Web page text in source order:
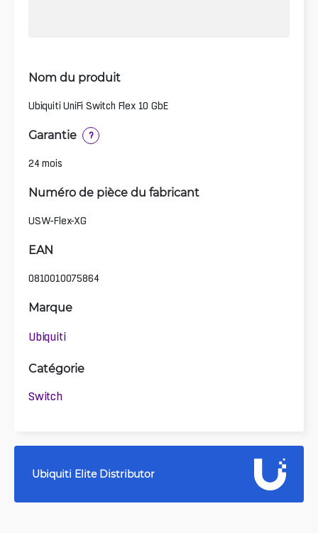
Nom du produit
Ubiquiti UniFi Switch Flex 10 GbE
Garantie ?
24 mois
Numéro de pièce du fabricant
USW-Flex-XG
EAN
0810010075864
Marque
Ubiquiti
Catégorie
Switch
Ubiquiti Elite Distributor